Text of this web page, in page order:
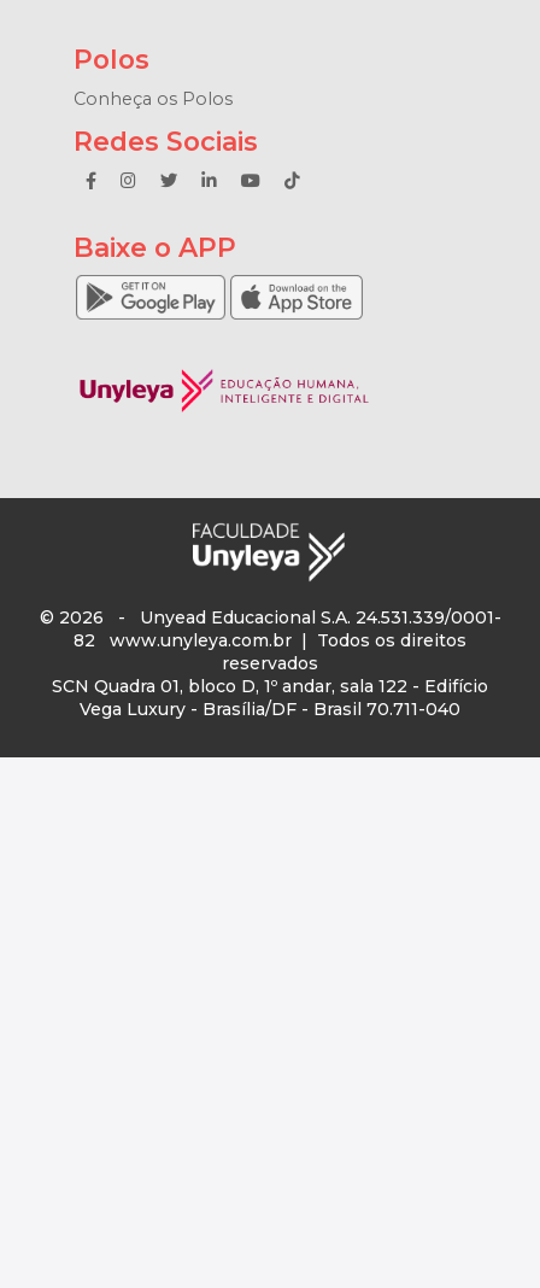
Polos
Conheça os Polos
Redes Sociais
Baixe o APP
© 2026 - Unyead Educacional S.A. 24.531.339/0001-
82 www.unyleya.com.br | Todos os direitos
reservados
SCN Quadra 01, bloco D, 1º andar, sala 122 - Edifício
Vega Luxury - Brasília/DF - Brasil 70.711-040